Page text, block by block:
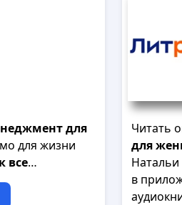
для
для жизни
все…
Читать
для
Натальи
в